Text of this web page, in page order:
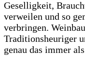
Geselligkeit,
verweilen und so
verbringen.
Traditionsheuriger
genau das immer